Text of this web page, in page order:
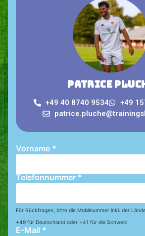
Patrice
+49 40 8740 9534
+49
Vorname *
Telefonnummer*
Für Rückfragen, bitte die Mobilnummer inkl. der
+49 für Deutschland oder +41 für die Schweiz
E-Mail *